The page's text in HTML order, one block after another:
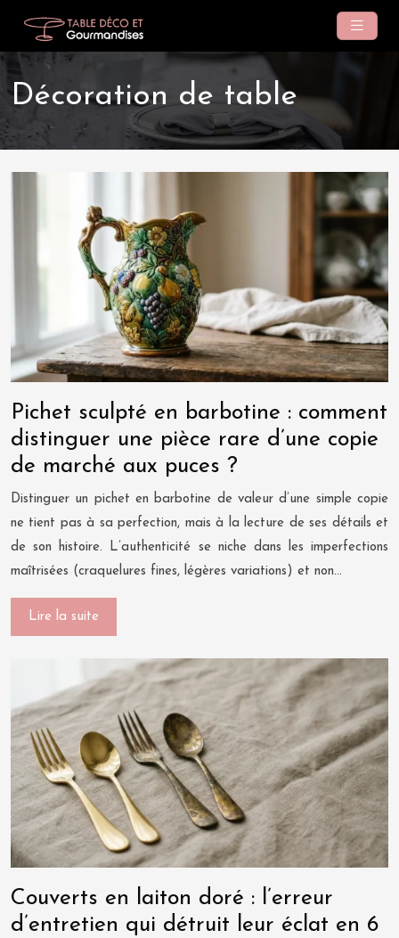
Décoration de table
Pichet sculpté en barbotine : comment
distinguer une pièce rare d’une copie
de marché aux puces ?
Distinguer un pichet en barbotine de valeur d’une simple copie
ne tient pas à sa perfection, mais à la lecture de ses détails et
de son histoire. L’authenticité se niche dans les imperfections
maîtrisées (craquelures fines, légères variations) et non…
Lire la suite
Couverts en laiton doré : l’erreur
d’entretien qui détruit leur éclat en 6